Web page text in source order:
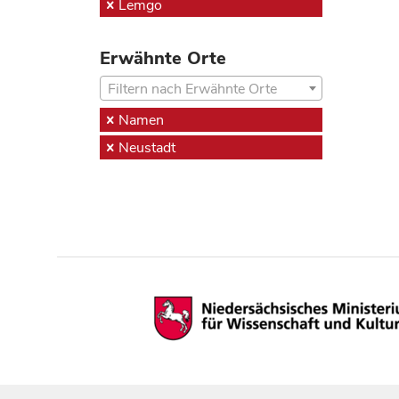
Lemgo
Erwähnte Orte
Filtern nach Erwähnte Orte
Namen
Neustadt